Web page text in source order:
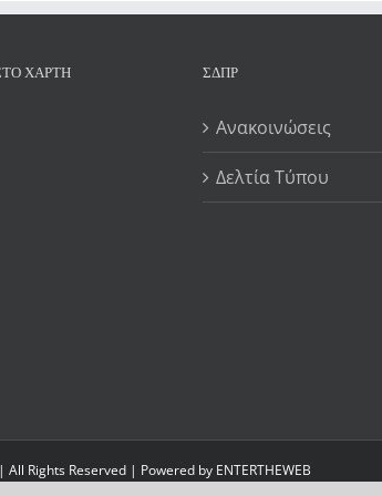
ΧΆΡΤΗ ΣΔΠΡ
Ανακοινώσεις
Δελτία Τύπου
All Rights Reserved | Powered by ENTERTHEWEB